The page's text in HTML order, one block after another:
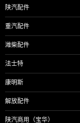
陕汽配件
重汽配件
潍柴配件
法士特
康明斯
解放配件
陕汽商用（宝华）